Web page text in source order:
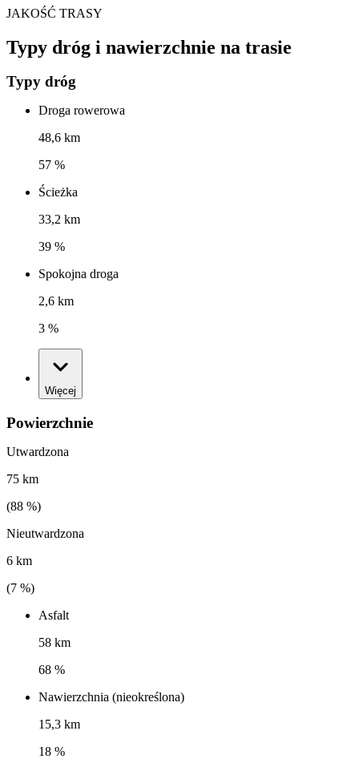
JAKOŚĆ TRASY
Typy dróg i nawierzchnie na trasie
Typy dróg
Droga rowerowa
48,6 km
57 %
Ścieżka
33,2 km
39 %
Spokojna droga
2,6 km
3 %
Więcej
Powierzchnie
Utwardzona
75 km
(88 %)
Nieutwardzona
6 km
(7 %)
Asfalt
58 km
68 %
Nawierzchnia (nieokreślona)
15,3 km
18 %